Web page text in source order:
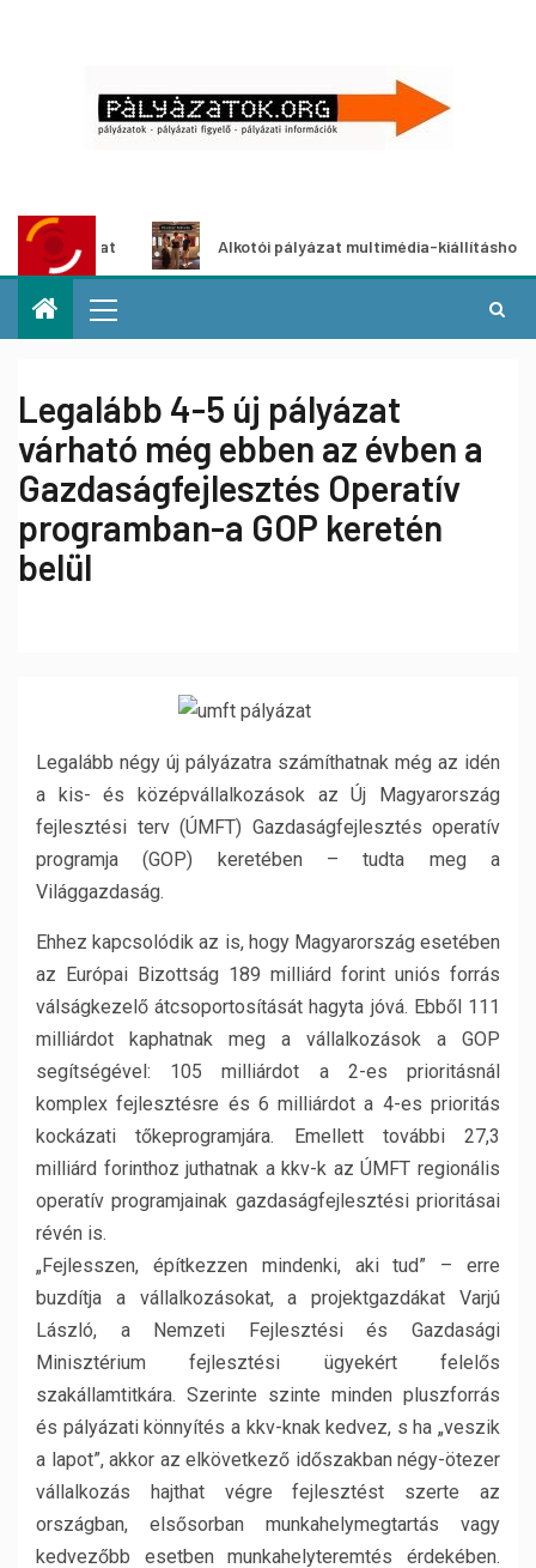
Alkotói pályázat multimédia-kiállításhoz
Legalább 4-5 új pályázat
várható még ebben az évben a
Gazdaságfejlesztés Operatív
programban-a GOP keretén
belül
Legalább négy új pályázatra számíthatnak még az idén
a kis- és középvállalkozások az Új Magyarország
fejlesztési terv (ÚMFT) Gazdaságfejlesztés operatív
programja (GOP) keretében – tudta meg a
Világgazdaság.
Ehhez kapcsolódik az is, hogy Magyarország esetében
az Európai Bizottság 189 milliárd forint uniós forrás
válságkezelő átcsoportosítását hagyta jóvá. Ebből 111
milliárdot kaphatnak meg a vállalkozások a GOP
segítségével: 105 milliárdot a 2-es prioritásnál
komplex fejlesztésre és 6 milliárdot a 4-es prioritás
kockázati tőkeprogramjára. Emellett további 27,3
milliárd forinthoz juthatnak a kkv-k az ÚMFT regionális
operatív programjainak gazdaságfejlesztési prioritásai
révén is.
„Fejlesszen, építkezzen mindenki, aki tud” – erre
buzdítja a vállalkozásokat, a projektgazdákat Varjú
László, a Nemzeti Fejlesztési és Gazdasági
Minisztérium fejlesztési ügyekért felelős
szakállamtitkára. Szerinte szinte minden pluszforrás
és pályázati könnyítés a kkv-knak kedvez, s ha „veszik
a lapot”, akkor az elkövetkező időszakban négy-ötezer
vállalkozás hajthat végre fejlesztést szerte az
országban, elsősorban munkahelymegtartás vagy
kedvezőbb esetben munkahelyteremtés érdekében.